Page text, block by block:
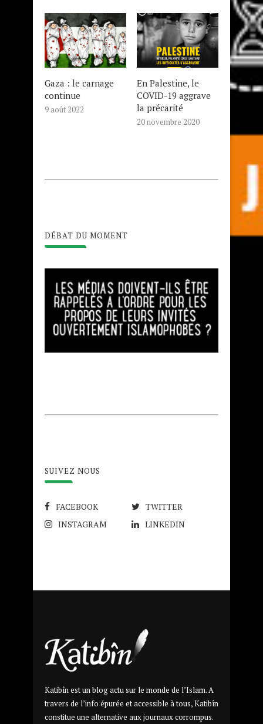
Gaza : le carnage
continue
9 août 2022
En Palestine, le
COVID-19 aggrave
la précarité
20 novembre 2020
DÉBAT DU MOMENT
SUIVEZ NOUS
FACEBOOK
TWITTER
INSTAGRAM
LINKEDIN
Katibîn est un blog actu sur le monde de l’Islam. A
travers de l’info épurée et accessible à tous, Katibîn
constitue une alternative aux journaux corrompus.